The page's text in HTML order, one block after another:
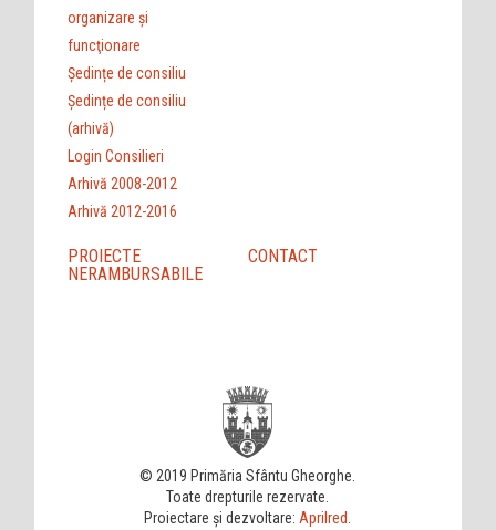
organizare şi
funcţionare
Ședințe de consiliu
Ședințe de consiliu
(arhivă)
Login Consilieri
Arhivă 2008-2012
Arhivă 2012-2016
PROIECTE
NERAMBURSABILE
CONTACT
© 2019 Primăria Sfântu Gheorghe.
Toate drepturile rezervate.
Proiectare și dezvoltare: Aprilred